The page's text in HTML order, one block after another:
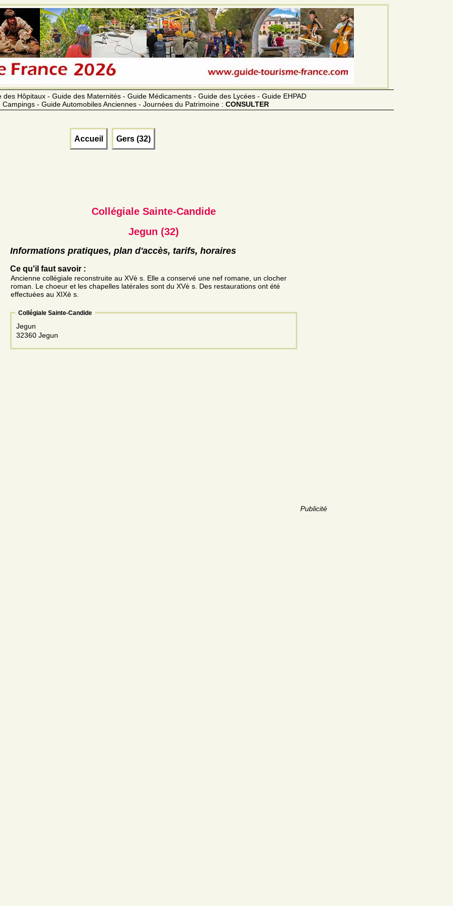
Hôpitaux - Guide des Maternités - Guide Médicaments - Guide des Lycées - Guide EHPAD
- Guide Automobiles Anciennes - Journées du Patrimoine : CONSULTER
Accueil Gers (32)
Publicité
Collégiale Sainte-Candide
Jegun (32)
Informations pratiques, plan d'accès, tarifs, horaires
Ce qu'il faut savoir :
Ancienne collégiale reconstruite au XVè s. Elle a conservé une nef romane, un clocher
roman. Le choeur et les chapelles latérales sont du XVè s. Des restaurations ont été
effectuées au XIXè s.
Collégiale Sainte-Candide
Jegun
32360 Jegun